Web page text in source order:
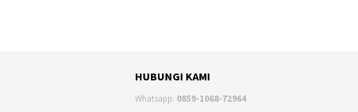
HUBUNGI KAMI
Whatsapp: 0859-1068-72964